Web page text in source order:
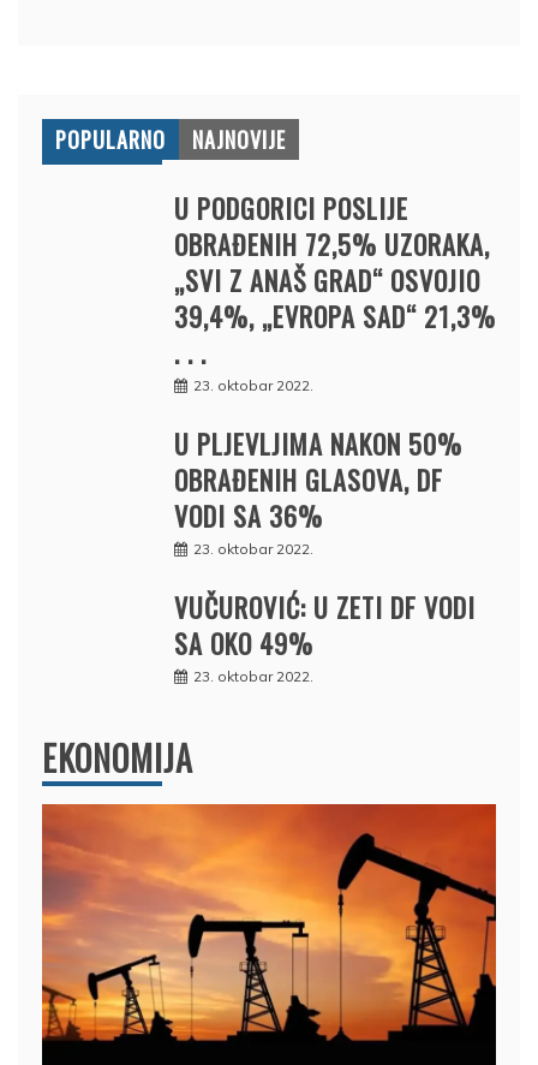
POPULARNO NAJNOVIJE
U PODGORICI POSLIJE
OBRAĐENIH 72,5% UZORAKA,
„SVI Z ANAŠ GRAD“ OSVOJIO
39,4%, „EVROPA SAD“ 21,3%
. . .
23. oktobar 2022.
U PLJEVLJIMA NAKON 50%
OBRAĐENIH GLASOVA, DF
VODI SA 36%
23. oktobar 2022.
VUČUROVIĆ: U ZETI DF VODI
SA OKO 49%
23. oktobar 2022.
EKONOMIJA